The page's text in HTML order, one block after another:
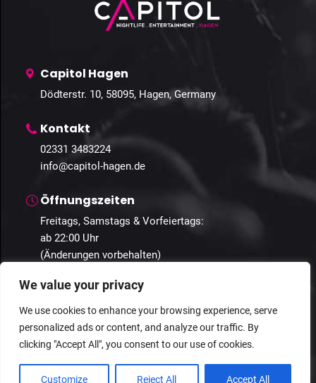
We value your privacy
We use cookies to enhance your browsing experience, serve
personalized ads or content, and analyze our traffic. By
clicking "Accept All", you consent to our use of cookies.
Customize Reject All Accept All
Capitol Hagen
Dödterstr. 10, 58095, Hagen, Germany
Kontakt
02331 3483224
info@capitol-hagen.de
Öffnungszeiten
Freitags, Samstags & Vorfeiertags:
ab 22:00 Uhr
(Änderungen vorbehalten)
© 2025 Capitol Hagen. Alle Rechte vorbehalten.